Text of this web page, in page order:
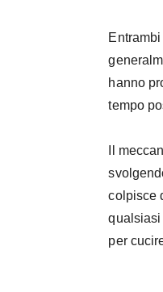
hanno
tempo
Il
colpisce
qualsiasi
per